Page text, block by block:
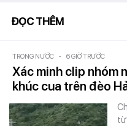
ĐỌC THÊM
TRONG NƯỚC - 6 GIỜ TRƯỚC
Xác minh clip nhóm
khúc cua trên đèo